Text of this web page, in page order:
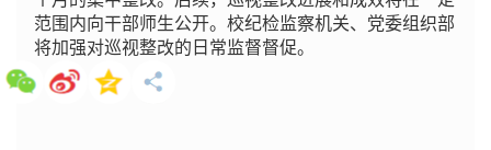
范围内向干部师生公开。校纪检监察机关、党委组织部
将加强对巡视整改的日常监督督促。